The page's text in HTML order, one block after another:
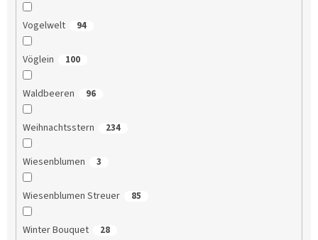
Vogelwelt 94
Vöglein 100
Waldbeeren 96
Weihnachtsstern 234
Wiesenblumen 3
Wiesenblumen Streuer 85
Winter Bouquet 28